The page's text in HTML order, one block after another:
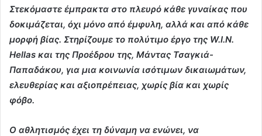
Στεκόμαστε έμπρακτα στο πλευρό κάθε γυναίκας που
δοκιμάζεται, όχι μόνο από έμφυλη, αλλά και από κάθε
μορφή βίας. Στηρίζουμε το πολύτιμο έργο της W.I.N.
Hellas και της Προέδρου της, Μάντας Τσαγκιά-
Παπαδάκου, για μια κοινωνία ισότιμων δικαιωμάτων,
ελευθερίας και αξιοπρέπειας, χωρίς βία και χωρίς
φόβο.
Ο αθλητισμός έχει τη δύναμη να ενώνει, να